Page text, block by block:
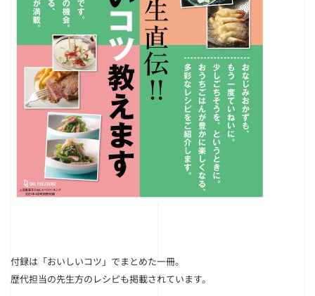
付録は「おいしいコツ」でまとめた一冊。
歴代担当の先生方のレシピも掲載されています。